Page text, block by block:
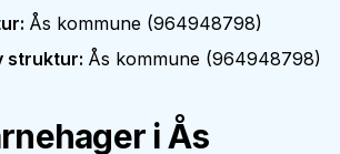
: Ås kommune (964948798)
struktur: Ås kommune (964948798)
iÅs